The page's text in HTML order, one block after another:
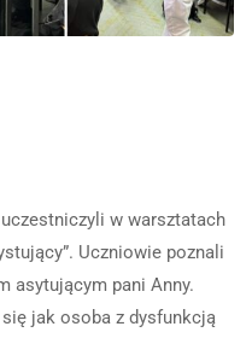
w warsztatach
Uczniowie poznali
asytującym pani Anny.
jak osoba z dysfunkcją